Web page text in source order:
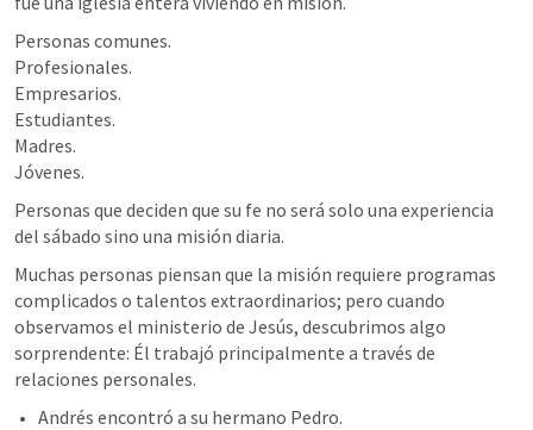
Personas comunes.
Profesionales.
Empresarios.
Estudiantes.
Madres.
Jóvenes.
Personas que deciden que su fe no será solo una experiencia
del sábado sino una misión diaria.
Muchas personas piensan que la misión requiere programas
complicados o talentos extraordinarios; pero cuando
observamos el ministerio de Jesús, descubrimos algo
sorprendente: Él trabajó principalmente a través de
relaciones personales.
Andrés encontró a su hermano Pedro.